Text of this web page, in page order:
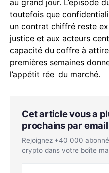
au grand jour. L’épisode
toutefois que
un contrat chiffré reste
justice et aux acteurs
capacité du coffre à
premières semaines
l’appétit réel du marché.
Cet article vous a
prochains par email
Rejoignez +40 000
crypto dans votre boîte